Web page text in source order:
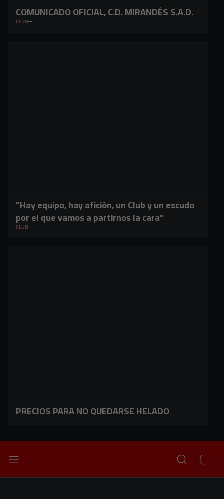
COMUNICADO OFICIAL, C.D. MIRANDÉS S.A.D.
CLUB
"Hay equipo, hay afición, un Club y un escudo
por el que vamos a partirnos la cara"
CLUB
PRECIOS PARA NO QUEDARSE HELADO